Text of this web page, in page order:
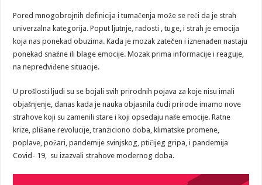
Pored mnogobrojnih definicija i tumačenja može se reći da je strah
univerzalna kategorija. Poput ljutnje, radosti , tuge, i strah je emocija
koja nas ponekad obuzima. Kada je mozak zatečen i iznenađen nastaju
ponekad snažne ili blage emocije. Mozak prima informacije i reaguje,
na nepredviđene situacije.
U prošlosti ljudi su se bojali svih prirodnih pojava za koje nisu imali
objašnjenje, danas kada je nauka objasnila ćudi prirode imamo nove
strahove koji su zamenili stare i koji opsedaju naše emocije. Ratne
krize, plišane revolucije, tranziciono doba, klimatske promene,
poplave, požari, pandemije svinjskog, ptičijeg gripa, i pandemija
Covid- 19, su izazvali strahove modernog doba.